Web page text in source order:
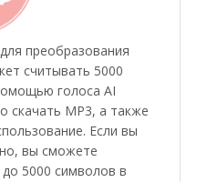
преобразования
считывать 5000
голоса AI
скачать MP3, а также
Если вы
вы сможете
5000 символов в